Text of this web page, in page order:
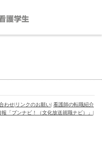
わせ|リンクのお願い| 看護師の転職紹介
「ブンナビ！（文化放送就職ナビ）」 |